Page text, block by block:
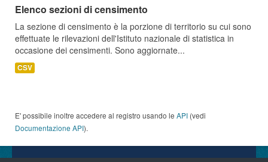
Elenco sezioni di censimento
La sezione di censimento è la porzione di territorio su cui sono
effettuate le rilevazioni dell'Istituto nazionale di statistica in
occasione dei censimenti. Sono aggiornate...
CSV
E' possibile inoltre accedere al registro usando le API (vedi
Documentazione API).